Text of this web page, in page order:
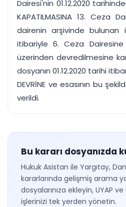
Dairesi'nin 01.12.2020
KAPATILMASINA 13. Ceza
dairenin arşivinde bulunan
itibariyle 6. Ceza
üzerinden devredilmesine
dosyanın 01.12.2020 tarihi
DEVRİNE ve esasının bu
verildi.
Bu kararı dosyanızda
Hukuk Asistan ile Yargıtay,
kararlarında gelişmiş arama
dosyalarınıza ekleyin, UYAP
işlerinizi tek yerden yönetin.